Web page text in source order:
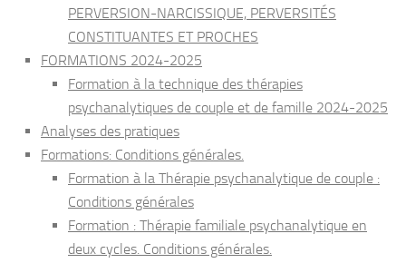
PERVERSION-NARCISSIQUE, PERVERSITÉS
CONSTITUANTES ET PROCHES
FORMATIONS 2024-2025
Formation à la technique des thérapies
psychanalytiques de couple et de famille 2024-2025
Analyses des pratiques
Formations: Conditions générales.
Formation à la Thérapie psychanalytique de couple :
Conditions générales
Formation : Thérapie familiale psychanalytique en
deux cycles. Conditions générales.